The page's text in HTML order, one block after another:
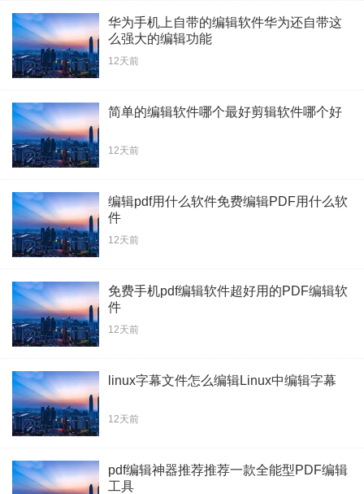
华为手机上自带的编辑软件华为还自带这
么强大的编辑功能
12天前
简单的编辑软件哪个最好剪辑软件哪个好
12天前
编辑pdf用什么软件免费编辑PDF用什么软
件
12天前
免费手机pdf编辑软件超好用的PDF编辑软
件
12天前
linux字幕文件怎么编辑Linux中编辑字幕
12天前
pdf编辑神器推荐推荐一款全能型PDF编辑
工具